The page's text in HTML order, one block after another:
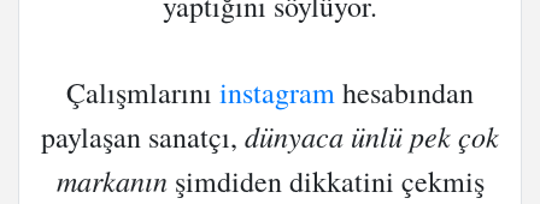
Çalışmlarını instagramhesabından
paylaşan sanatçı, dünyaca ünlü pek çok
markanınşimdiden dikkatini çekmiş